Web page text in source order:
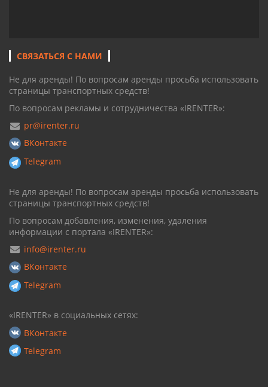
СВЯЗАТЬСЯ С НАМИ
Не для аренды! По вопросам аренды просьба использовать
страницы транспортных средств!
По вопросам рекламы и сотрудничества «IRENTER»:
pr@irenter.ru
ВКонтакте
Telegram
Не для аренды! По вопросам аренды просьба использовать
страницы транспортных средств!
По вопросам добавления, изменения, удаления
информации с портала «IRENTER»:
info@irenter.ru
ВКонтакте
Telegram
«IRENTER» в социальных сетях:
ВКонтакте
Telegram